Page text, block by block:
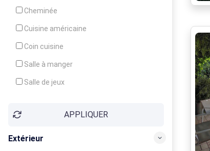
Cheminée
Cuisine américaine
Coin cuisine
Salle à manger
Salle de jeux
Balcon / Terrasse
APPLIQUER
Extérieur